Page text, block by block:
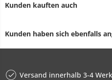
Kunden kauften auch
Kunden haben sich ebenfalls
Versand innerhalb 3-4